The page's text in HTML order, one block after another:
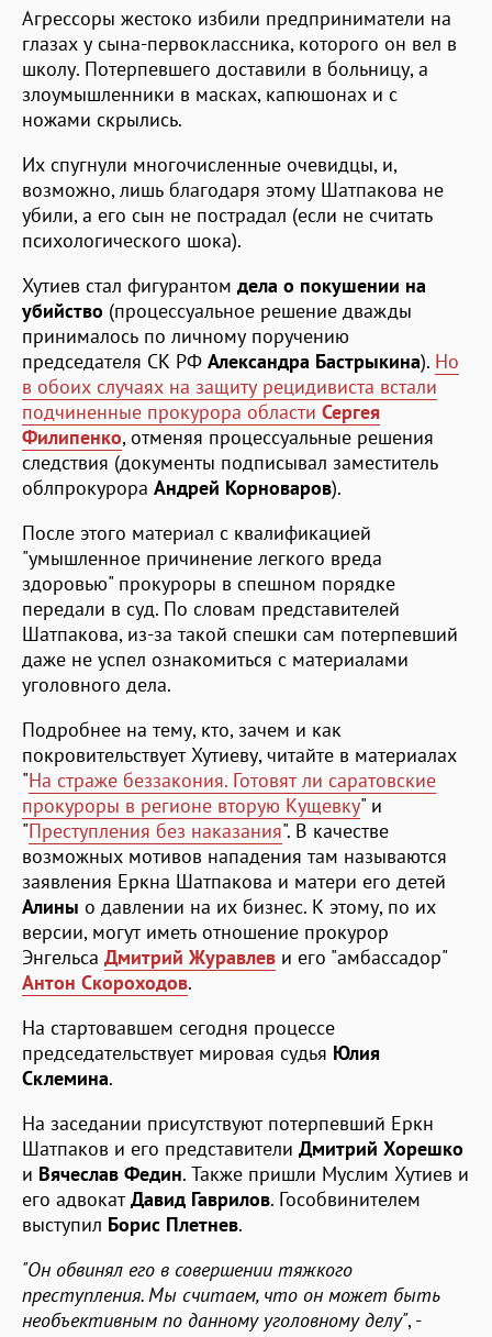
Агрессоры жестоко избили предприниматели на
глазах у сына-первоклассника, которого он вел в
школу. Потерпевшего доставили в больницу, а
злоумышленники в масках, капюшонах и с
ножами скрылись.
Их спугнули многочисленные очевидцы, и,
возможно, лишь благодаря этому Шатпакова не
убили, а его сын не пострадал (если не считать
психологического шока).
Хутиев стал фигурантом дела о покушении на
убийство (процессуальное решение дважды
принималось по личному поручению
председателя СК РФ Александра Бастрыкина). Но
в обоих случаях на защиту рецидивиста встали
подчиненные прокурора области Сергея
Филипенко, отменяя процессуальные решения
следствия (документы подписывал заместитель
облпрокурора Андрей Корноваров).
После этого материал с квалификацией
"умышленное причинение легкого вреда
здоровью" прокуроры в спешном порядке
передали в суд. По словам представителей
Шатпакова, из-за такой спешки сам потерпевший
даже не успел ознакомиться с материалами
уголовного дела.
Подробнее на тему, кто, зачем и как
покровительствует Хутиеву, читайте в материалах
"На страже беззакония. Готовят ли саратовские
прокуроры в регионе вторую Кущевку" и
"Преступления без наказания". В качестве
возможных мотивов нападения там называются
заявления Еркна Шатпакова и матери его детей
Алины о давлении на их бизнес. К этому, по их
версии, могут иметь отношение прокурор
Энгельса Дмитрий Журавлев и его "амбассадор"
Антон Скороходов.
На стартовавшем сегодня процессе
председательствует мировая судья Юлия
Склемина.
На заседании присутствуют потерпевший Еркн
Шатпаков и его представители Дмитрий Хорешко
и Вячеслав Федин. Также пришли Муслим Хутиев и
его адвокатДавид Гаврилов. Гособвинителем
выступил Борис Плетнев.
"Он обвинял его в совершении тяжкого
преступления. Мы считаем, что он может быть
необъективным по данному уголовному делу", -